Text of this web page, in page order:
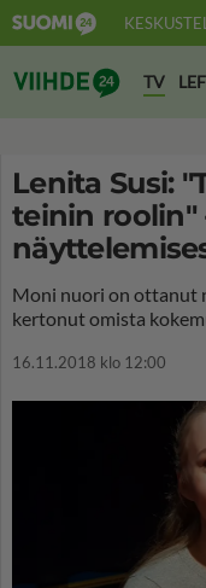
Suomi24 TV
Lenita Susi:
teinin roolin"
Moni nuori on ottanut
kertonut omista
16.11.2018 klo 12:00